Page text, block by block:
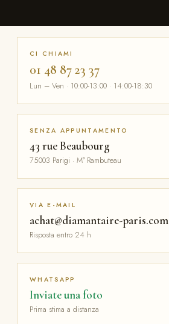
CI CHIAMI
01 48 87 23 37
Lun – Ven · 10:00-13:00 · 14:00-18:30
SENZA APPUNTAMENTO
43 rue Beaubourg
75003 Parigi · M° Rambuteau
VIA E-MAIL
achat@diamantaire-paris.com
Risposta entro 24 h
WHATSAPP
Inviate una foto
Prima stima a distanza